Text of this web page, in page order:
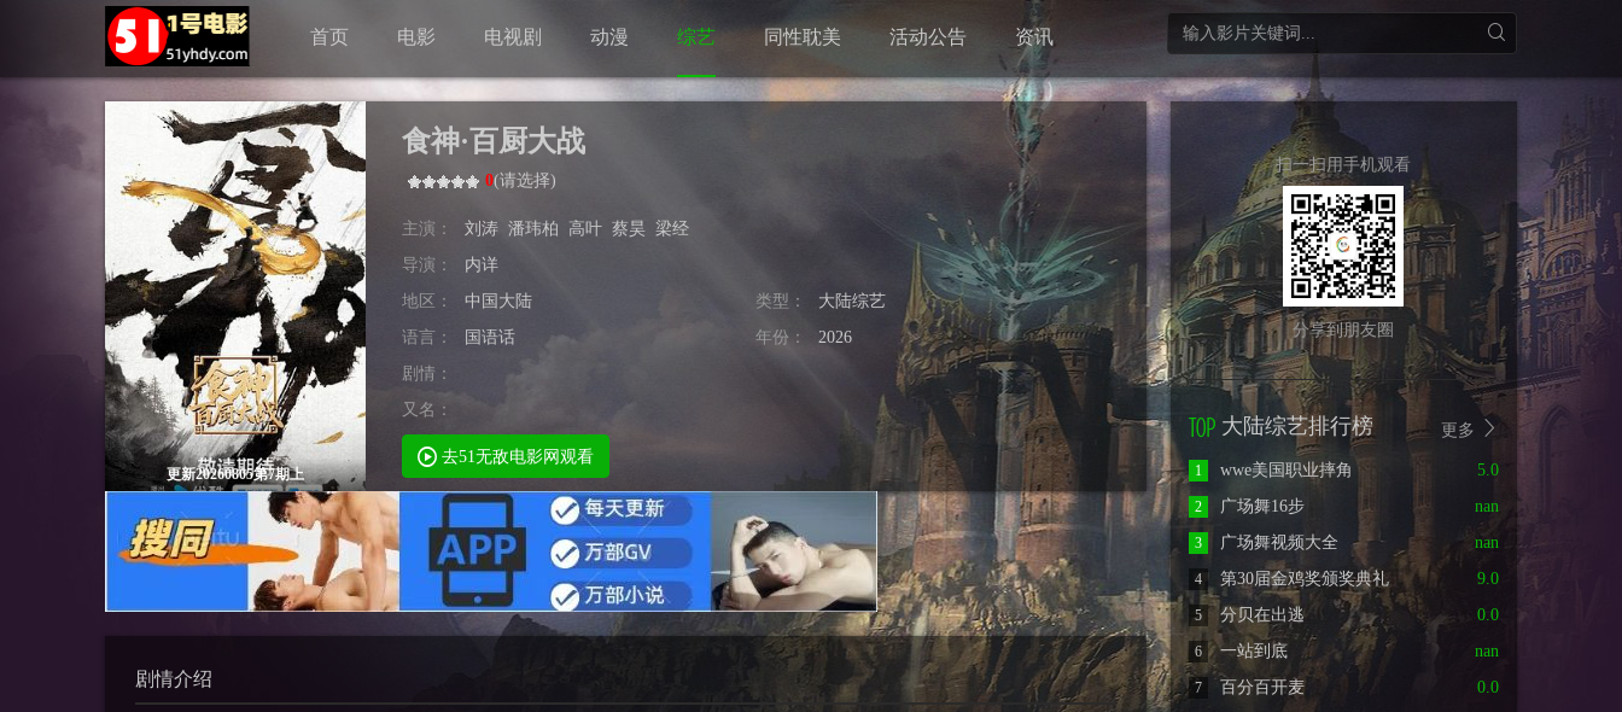
首页 电影 电视剧 动漫 综艺 同性耽美 活动公告 资讯
更新20260805第7期上
食神·百厨大战
0(请选择)
主演： 刘涛 潘玮柏 高叶 蔡昊 梁经
导演：
内详
地区：
中国大陆 类型：
大陆综艺
语言：
国语话 年份：
2026
剧情：
又名：
去51无敌电影网观看
剧情介绍
扫一扫用手机观看
分享到朋友圈
更多
大陆综艺排行榜
5.0
1
wwe美国职业摔角
nan
2
广场舞16步
nan
3
广场舞视频大全
9.0
4
第30届金鸡奖颁奖典礼
0.0
5
分贝在出逃
nan
6
一站到底
0.0
7
百分百开麦